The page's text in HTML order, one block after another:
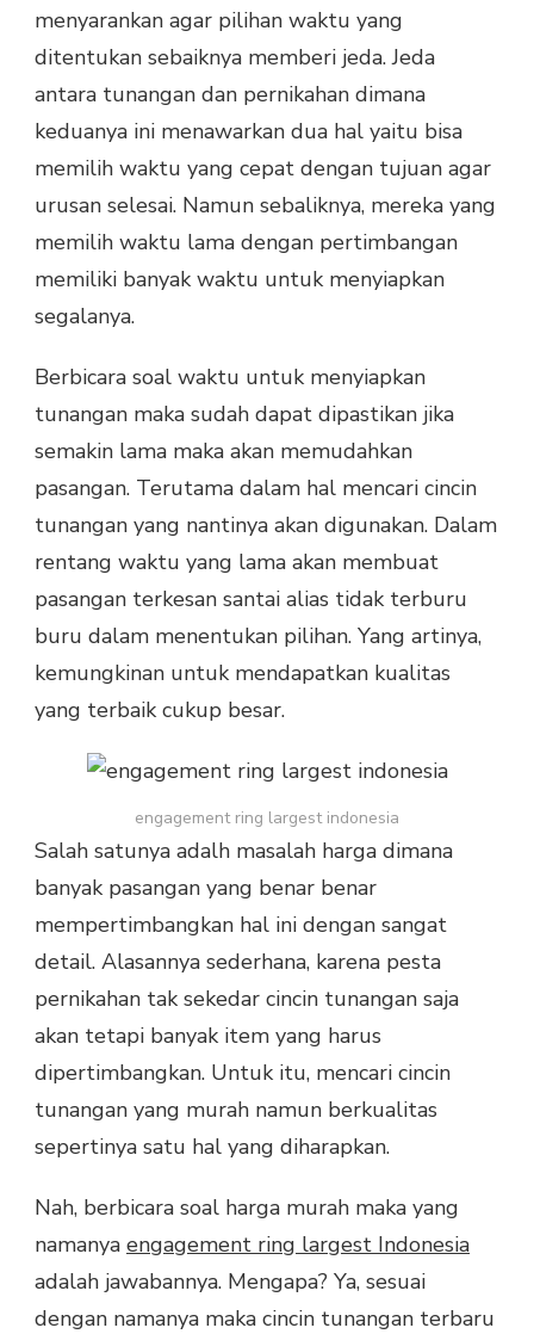
menyarankan agar pilihan waktu yang
ditentukan sebaiknya memberi jeda. Jeda
antara tunangan dan pernikahan dimana
keduanya ini menawarkan dua hal yaitu bisa
memilih waktu yang cepat dengan tujuan agar
urusan selesai. Namun sebaliknya, mereka yang
memilih waktu lama dengan pertimbangan
memiliki banyak waktu untuk menyiapkan
segalanya.
Berbicara soal waktu untuk menyiapkan
tunangan maka sudah dapat dipastikan jika
semakin lama maka akan memudahkan
pasangan. Terutama dalam hal mencari cincin
tunangan yang nantinya akan digunakan. Dalam
rentang waktu yang lama akan membuat
pasangan terkesan santai alias tidak terburu
buru dalam menentukan pilihan. Yang artinya,
kemungkinan untuk mendapatkan kualitas
yang terbaik cukup besar.
engagement ring largest indonesia
Salah satunya adalh masalah harga dimana
banyak pasangan yang benar benar
mempertimbangkan hal ini dengan sangat
detail. Alasannya sederhana, karena pesta
pernikahan tak sekedar cincin tunangan saja
akan tetapi banyak item yang harus
dipertimbangkan. Untuk itu, mencari cincin
tunangan yang murah namun berkualitas
sepertinya satu hal yang diharapkan.
Nah, berbicara soal harga murah maka yang
namanya engagement ring largest Indonesia
adalah jawabannya. Mengapa? Ya, sesuai
dengan namanya maka cincin tunangan terbaru